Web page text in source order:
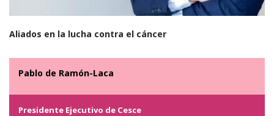
Aliados en la lucha contra el cáncer
Pablo de Ramón-Laca
Presidente Ejecutivo de Cesce